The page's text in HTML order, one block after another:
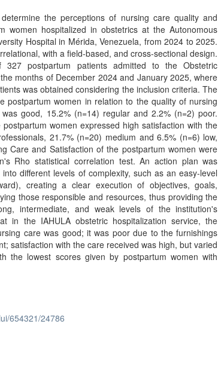
the perceptions of nursing care quality and
women hospitalized in obstetrics at the Autonomous
Hospital in Mérida, Venezuela, from 2024 to 2025.
with a field-based, and cross-sectional design.
327 postpartum patients admitted to the Obstetric
months of December 2024 and January 2025, where
was obtained considering the inclusion criteria. The
postpartum women in relation to the quality of nursing
good, 15.2% (n=14) regular and 2.2% (n=2) poor.
women expressed high satisfaction with the
21.7% (n=20) medium and 6.5% (n=6) low,
Care and Satisfaction of the postpartum women were
Rho statistical correlation test. An action plan was
different levels of complexity, such as an easy-level
creating a clear execution of objectives, goals,
those responsible and resources, thus providing the
intermediate, and weak levels of the institution's
in the IAHULA obstetric hospitalization service, the
care was good; it was poor due to the furnishings
satisfaction with the care received was high, but varied
the lowest scores given by postpartum women with
654321/24786